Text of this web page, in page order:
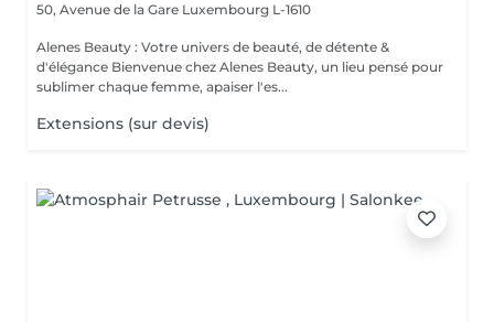
50, Avenue de la Gare Luxembourg L-1610
Alenes Beauty : Votre univers de beauté, de détente &
d'élégance Bienvenue chez Alenes Beauty, un lieu pensé pour
sublimer chaque femme, apaiser l'es...
Extensions (sur devis)